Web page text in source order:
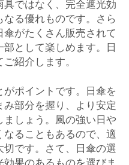
具ではなく、完全遮光効
る優れものです。さら
がたくさん販売されて
として楽しめます。日
紹介します。
がポイントです。日傘を
部分を握り、より安定
しょう。風の強い日や
なることもあるので、適
です。さて、日傘の選